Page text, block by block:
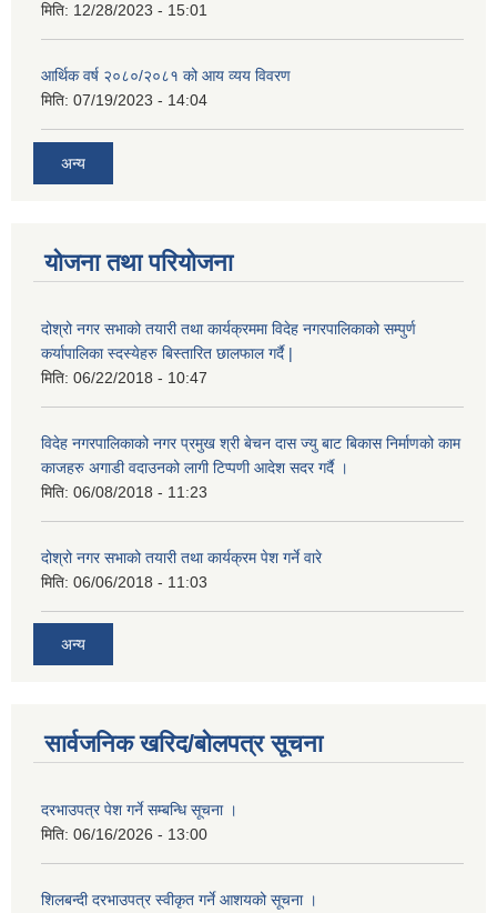
मिति: 12/28/2023 - 15:01
आर्थिक वर्ष २०८०/२०८१ को आय व्यय विवरण
मिति: 07/19/2023 - 14:04
अन्य
योजना तथा परियोजना
दोश्रो नगर सभाको तयारी तथा कार्यक्रममा विदेह नगरपालिकाको सम्पुर्ण
कर्यापालिका स्दस्येहरु बिस्तारित छालफाल गर्दै |
मिति: 06/22/2018 - 10:47
विदेह नगरपालिकाको नगर प्रमुख श्री बेचन दास ज्यु बाट बिकास निर्माणको काम
काजहरु अगाडी वदाउनको लागी टिप्पणी आदेश सदर गर्दै ।
मिति: 06/08/2018 - 11:23
दोश्रो नगर सभाको तयारी तथा कार्यक्रम पेश गर्ने वारे
मिति: 06/06/2018 - 11:03
अन्य
सार्वजनिक खरिद/बोलपत्र सूचना
दरभाउपत्र पेश गर्ने सम्बन्धि सूचना ।
मिति: 06/16/2026 - 13:00
शिलबन्दी दरभाउपत्र स्वीकृत गर्ने आशयको सूचना ।